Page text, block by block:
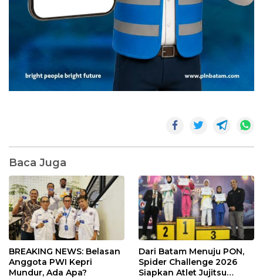
Baca Juga
BREAKING NEWS: Belasan
Anggota PWI Kepri
Mundur, Ada Apa?
Dari Batam Menuju PON,
Spider Challenge 2026
Siapkan Atlet Jujitsu